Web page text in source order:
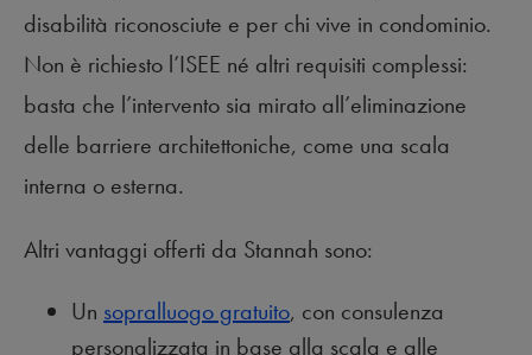
disabilità riconosciute e per chi vive in condominio.
Non è richiesto l’ISEE né altri requisiti complessi:
basta che l’intervento sia mirato all’eliminazione
delle barriere architettoniche, come una scala
interna o esterna.
Altri vantaggi offerti da Stannah sono:
Un sopralluogo gratuito, con consulenza
personalizzata in base alla scala e alle